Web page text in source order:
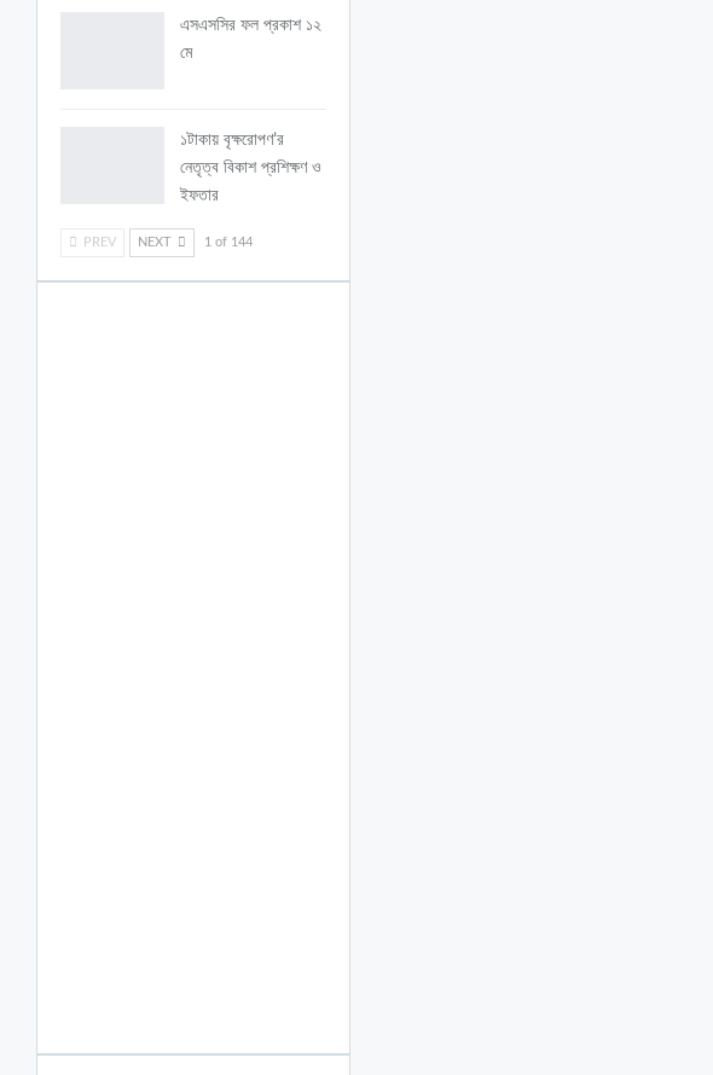
এসএসসির ফল প্রকাশ ১২
মে
১টাকায় বৃক্ষরোপণ’র
নেতৃত্ব বিকাশ প্রশিক্ষণ ও
ইফতার
PREV NEXT 1 of 144